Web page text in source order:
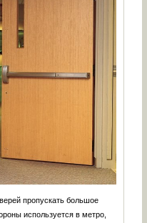
пропускать большое
используется в метро,